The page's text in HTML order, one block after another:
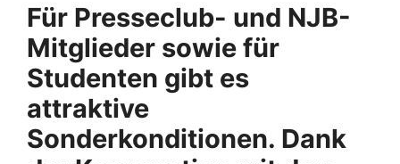
Für Presseclub- und NJB-
Mitglieder sowie für
Studenten gibt es
attraktive
Sonderkonditionen. Dank